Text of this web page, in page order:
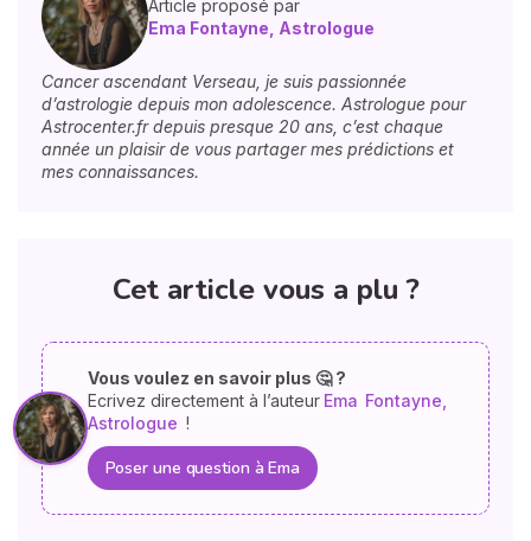
Article proposé par
Ema Fontayne, Astrologue
Cancer ascendant Verseau, je suis passionnée
d’astrologie depuis mon adolescence. Astrologue pour
Astrocenter.fr depuis presque 20 ans, c’est chaque
année un plaisir de vous partager mes prédictions et
mes connaissances.
Cet article vous a plu ?
Vous voulez en savoir plus 🤔 ?
Ecrivez directement à l’auteur Ema Fontayne,
Astrologue !
Poser une question à Ema